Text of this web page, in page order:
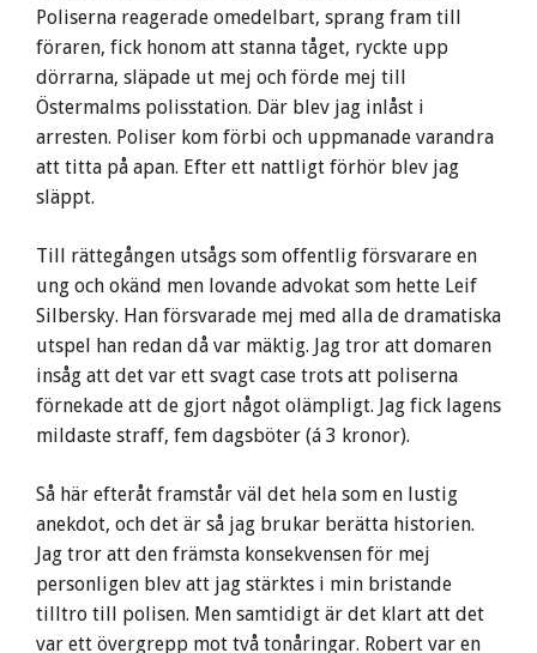
Poliserna reagerade omedelbart, sprang fram till
föraren, fick honom att stanna tåget, ryckte upp
dörrarna, släpade ut mej och förde mej till
Östermalms polisstation. Där blev jag inlåst i
arresten. Poliser kom förbi och uppmanade varandra
att titta på apan. Efter ett nattligt förhör blev jag
släppt.
Till rättegången utsågs som offentlig försvarare en
ung och okänd men lovande advokat som hette Leif
Silbersky. Han försvarade mej med alla de dramatiska
utspel han redan då var mäktig. Jag tror att domaren
insåg att det var ett svagt case trots att poliserna
förnekade att de gjort något olämpligt. Jag fick lagens
mildaste straff, fem dagsböter (á 3 kronor).
Så här efteråt framstår väl det hela som en lustig
anekdot, och det är så jag brukar berätta historien.
Jag tror att den främsta konsekvensen för mej
personligen blev att jag stärktes i min bristande
tilltro till polisen. Men samtidigt är det klart att det
var ett övergrepp mot två tonåringar. Robert var en